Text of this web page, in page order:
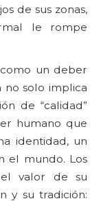
de sus zonas,
le rompe
un deber
solo implica
de “calidad”
humano que
identidad, un
el mundo. Los
valor de su
y su tradición: